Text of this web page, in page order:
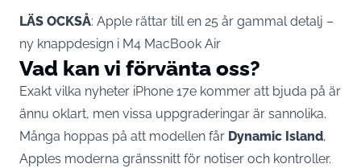
LÄS OCKSÅ: Apple rättar till en 25 år gammal detalj –
ny knappdesign i M4 MacBook Air
Vad kan vi förvänta oss?
Exakt vilka nyheter iPhone 17e kommer att bjuda på är
ännu oklart, men vissa uppgraderingar är sannolika.
Många hoppas på att modellen får Dynamic Island,
Apples moderna gränssnitt för notiser och kontroller.